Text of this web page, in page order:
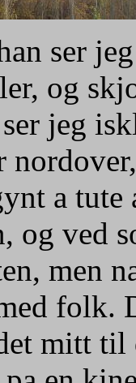
ser
og
jeg
a
og ved
men
folk.
mitt til